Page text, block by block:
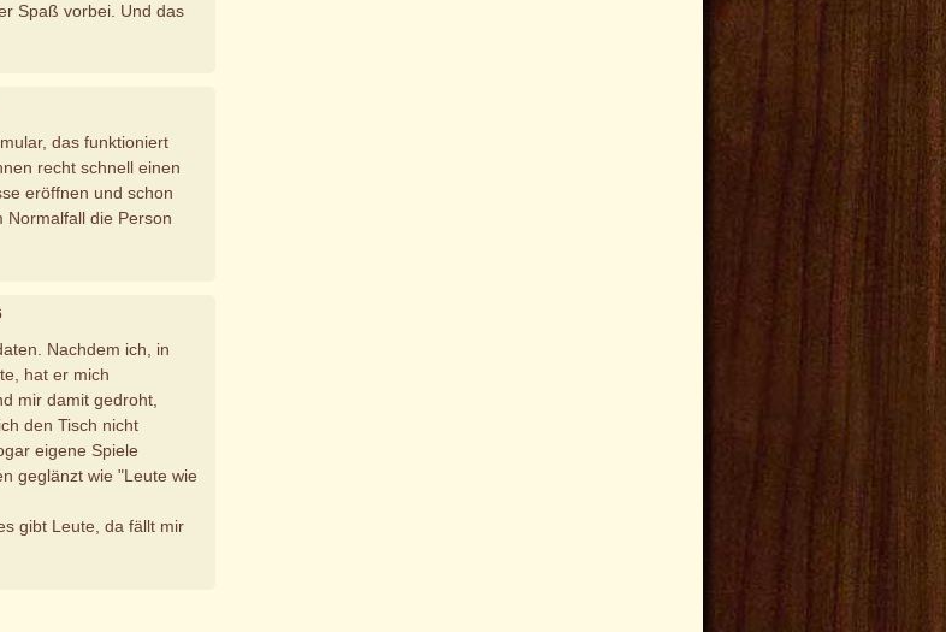
Spaß vorbei. Und das
das funktioniert
recht schnell einen
eröffnen und schon
Normalfall die Person
Nachdem ich, in
hat er mich
mir damit gedroht,
den Tisch nicht
eigene Spiele
geglänzt wie "Leute wie
gibt Leute, da fällt mir